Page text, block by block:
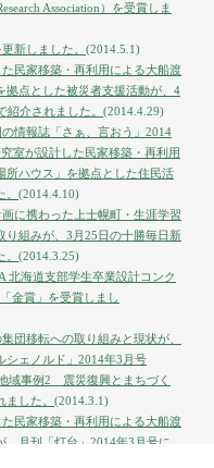
Association）を受賞しま
新しました。 (2014.5.1)
民家移築・再利用による大船渡
拠点とした被災者支援活動が、4
紹介されました。 (2014.4.29)
情報誌「さぁ、言おう」2014
室が設計した民家移築・再利用
所ハウス」を拠点とした住民活
(2014.4.10)
に携わった上士幌町・生涯学習
り組みが、3月25日の十勝毎日新
(2014.3.25)
北海道支部学生卒業設計コンク
金賞」を受賞しまし
団移転への取り組みと現状が、
シェノルド」2014年3月号
域事例2 震災復興とまちづく
ました。 (2014.3.1)
民家移築・再利用による大船渡
、月刊「灯台」2014年3月号に